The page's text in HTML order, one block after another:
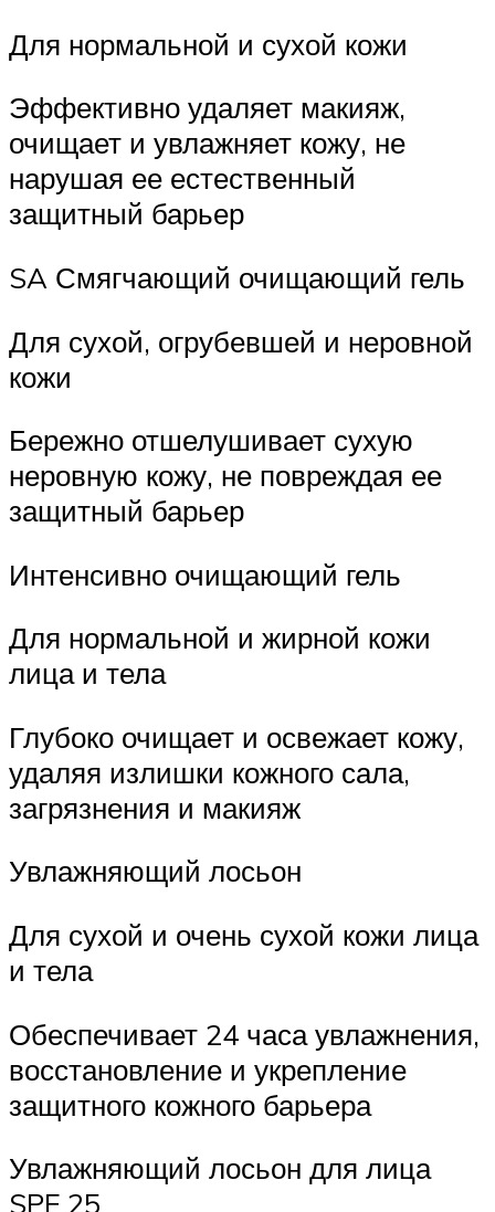
Для нормальной и сухой кожи
Эффективно удаляет макияж,
очищает и увлажняет кожу, не
нарушая ее естественный
защитный барьер
SA Смягчающий очищающий гель
Для сухой, огрубевшей и неровной
кожи
Бережно отшелушивает сухую
неровную кожу, не повреждая ее
защитный барьер
Интенсивно очищающий гель
Для нормальной и жирной кожи
лица и тела
Глубоко очищает и освежает кожу,
удаляя излишки кожного сала,
загрязнения и макияж
Увлажняющий лосьон
Для сухой и очень сухой кожи лица
и тела
Обеспечивает 24 часа увлажнения,
восстановление и укрепление
защитного кожного барьера
Увлажняющий лосьон для лица
SPF 25